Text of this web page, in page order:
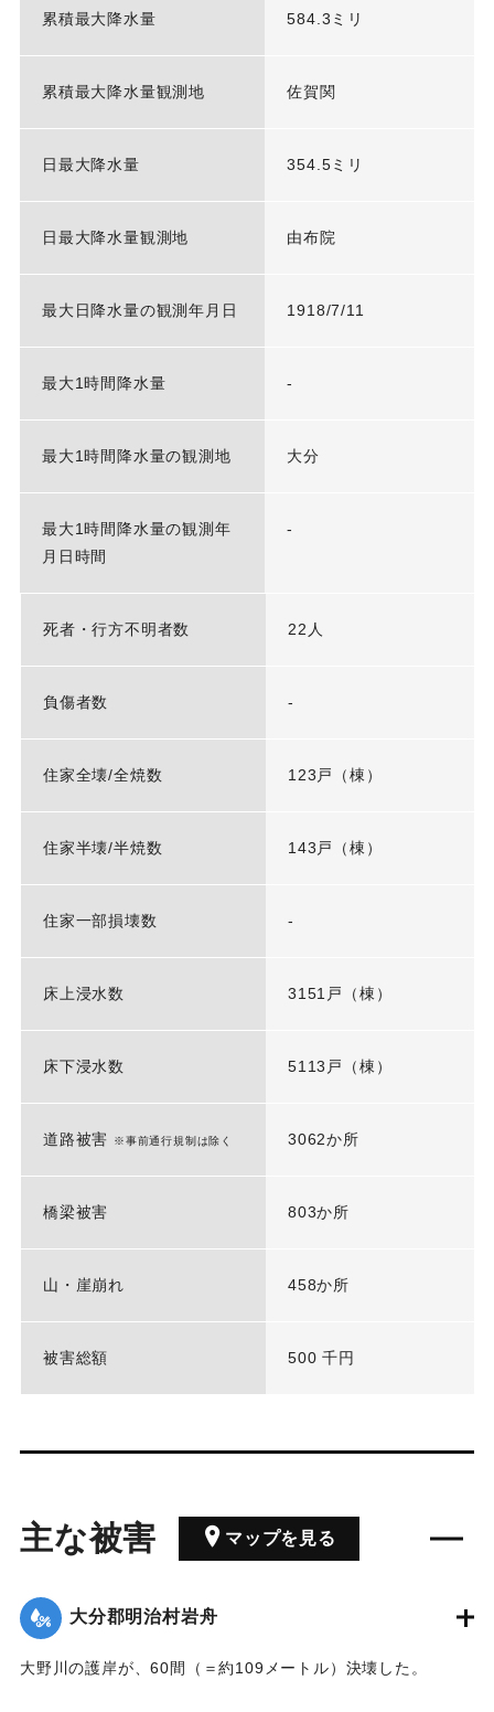
累積最大降水量 584.3ミリ
累積最大降水量観測地 佐賀関
日最大降水量 354.5ミリ
日最大降水量観測地 由布院
最大日降水量の観測年月日 1918/7/11
最大1時間降水量 -
最大1時間降水量の観測地 大分
最大1時間降水量の観測年
月日時間
-
死者・行方不明者数 22人
負傷者数 -
住家全壊/全焼数 123戸（棟）
住家半壊/半焼数 143戸（棟）
住家一部損壊数 -
床上浸水数 3151戸（棟）
床下浸水数 5113戸（棟）
道路被害 ※事前通行規制は除く 3062か所
橋梁被害 803か所
山・崖崩れ 458か所
被害総額 500 千円
主な被害 マップを見る
大分郡明治村岩舟
大野川の護岸が、60間（＝約109メートル）決壊した。